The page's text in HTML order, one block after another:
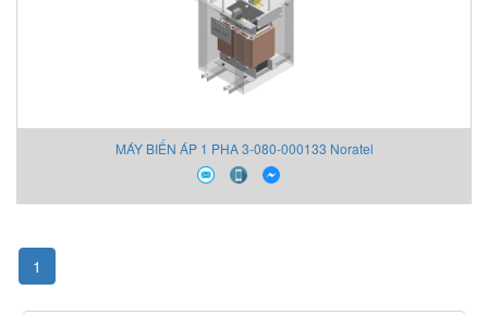
MÁY BIẾN ÁP 1 PHA 3-080-000133 Noratel
1